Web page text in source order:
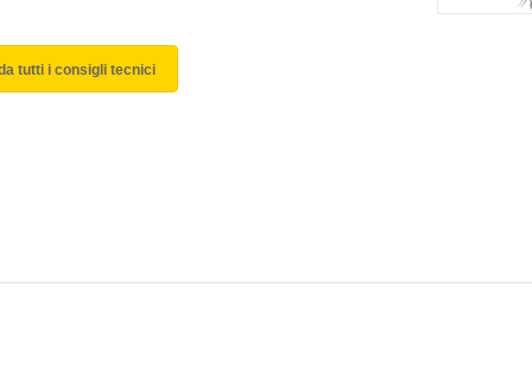
tutti i consigli tecnici